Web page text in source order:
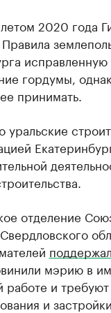
2020 года
гордумы,
принимать.
уральские
отделение
мэрию в
работе и
и застройки.